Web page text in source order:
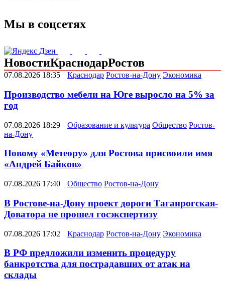
Мы в соцсетях
НовостиКраснодарРостов
07.08.2026 18:35 Краснодар Ростов-на-Дону Экономика
Производство мебели на Юге выросло на 5% за
год
07.08.2026 18:29 Образование и культура Общество Ростов-
на-Дону
Новому «Метеору» для Ростова присвоили имя
«Андрей Байков»
07.08.2026 17:40 Общество Ростов-на-Дону
В Ростове-на-Дону проект дороги Таганрогская-
Доватора не прошел госэкспертизу
07.08.2026 17:02 Краснодар Ростов-на-Дону Экономика
В РФ предложили изменить процедуру
банкротства для пострадавших от атак на
склады